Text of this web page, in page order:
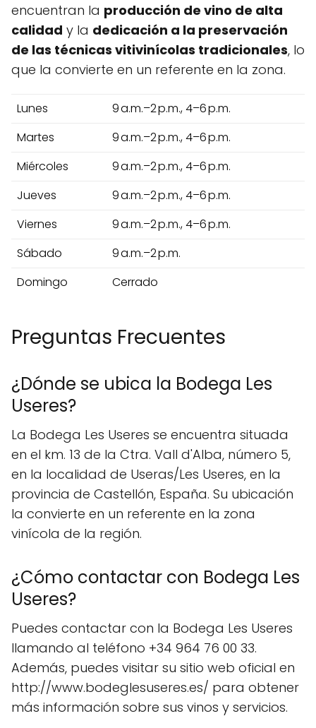
encuentran la producción de vino de alta
calidad y la dedicación a la preservación
de las técnicas vitivinícolas tradicionales, lo
que la convierte en un referente en la zona.
Lunes
9 a.m.–2 p.m., 4–6 p.m.
Martes
9 a.m.–2 p.m., 4–6 p.m.
Miércoles
9 a.m.–2 p.m., 4–6 p.m.
Jueves
9 a.m.–2 p.m., 4–6 p.m.
Viernes
9 a.m.–2 p.m., 4–6 p.m.
Sábado
9 a.m.–2 p.m.
Domingo
Cerrado
Preguntas Frecuentes
¿Dónde se ubica la Bodega Les
Useres?
La Bodega Les Useres se encuentra situada
en el km. 13 de la Ctra. Vall d'Alba, número 5,
en la localidad de Useras/Les Useres, en la
provincia de Castellón, España. Su ubicación
la convierte en un referente en la zona
vinícola de la región.
¿Cómo contactar con Bodega Les
Useres?
Puedes contactar con la Bodega Les Useres
llamando al teléfono +34 964 76 00 33.
Además, puedes visitar su sitio web oficial en
http://www.bodeglesuseres.es/ para obtener
más información sobre sus vinos y servicios.